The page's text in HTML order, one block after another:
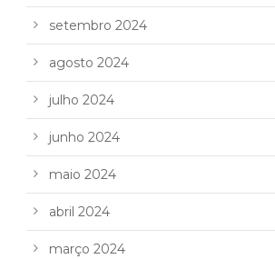
setembro 2024
agosto 2024
julho 2024
junho 2024
maio 2024
abril 2024
março 2024